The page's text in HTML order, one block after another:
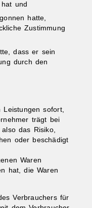
und
hatte,
Zustimmung
dass er sein
durch den
Leistungen sofort,
trägt bei
das Risiko,
oder beschädigt
Waren
hat, die Waren
Verbrauchers für